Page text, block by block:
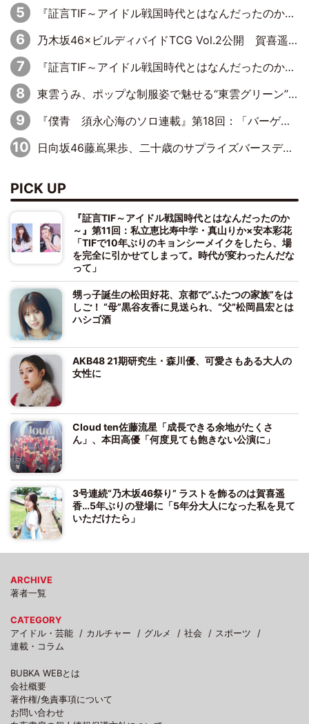
『証言TIF～アイドル戦国時代とはなんだったのか～』第10回：さくら学院・武藤彩未×飯田らうら「正直、中3で辞めるというのを信じてなくて。そう言われてはいたけど、嘘でしょって」
乃木坂46×ビルディバイドTCG Vol.2公開 賀喜遥香＆田村真佑が『京まふ』ステージに登壇
『証言TIF～アイドル戦国時代とはなんだったのか～』第8回：Negicco・Nao☆×Megu×Kaede「東京からオファーが来たのと、梨の皮剥きとどっちが大事なんだって」
東雲うみ、ポップな制服姿で魅せる“東雲グリーン”の正体
『僕青 須永心海のソロ連載』第18回：「バーゲンセールハンターみうな inしまむら」編
日向坂46藤嶌果歩、二十歳のサプライズバースデーに大喜び「頼られる先輩になれるように努力していきたい」
PICK UP
『証言TIF～アイドル戦国時代とはなんだったのか
～』第11回：私立恵比寿中学・真山りか×安本彩花
「TIFで10年ぶりのキョンシーメイクをしたら、場
を完全に引かせてしまって。時代が変わったんだな
って」
甥っ子誕生の松田好花、京都で“ふたつの家族”をは
しご！ “母”黒谷友香に見送られ、“父”松岡昌宏とは
ハシゴ酒
AKB48 21期研究生・森川優、可愛さもある大人の
女性に
Cloud ten佐藤流星「成長できる余地がたくさ
ん」、本田高優「何度見ても飽きない公演に」
3号連続“乃木坂46祭り” ラストを飾るのは賀喜遥
香…5年ぶりの登場に「5年分大人になった私を見て
いただけたら」
ARCHIVE
著者一覧
CATEGORY
アイドル・芸能
カルチャー グルメ 社会
スポーツ
連載・コラム
BUBKA WEBとは
会社概要
著作権/免責事項について
お問い合わせ